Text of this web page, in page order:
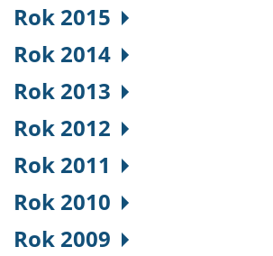
Rok 2015
Rok 2014
Rok 2013
Rok 2012
Rok 2011
Rok 2010
Rok 2009